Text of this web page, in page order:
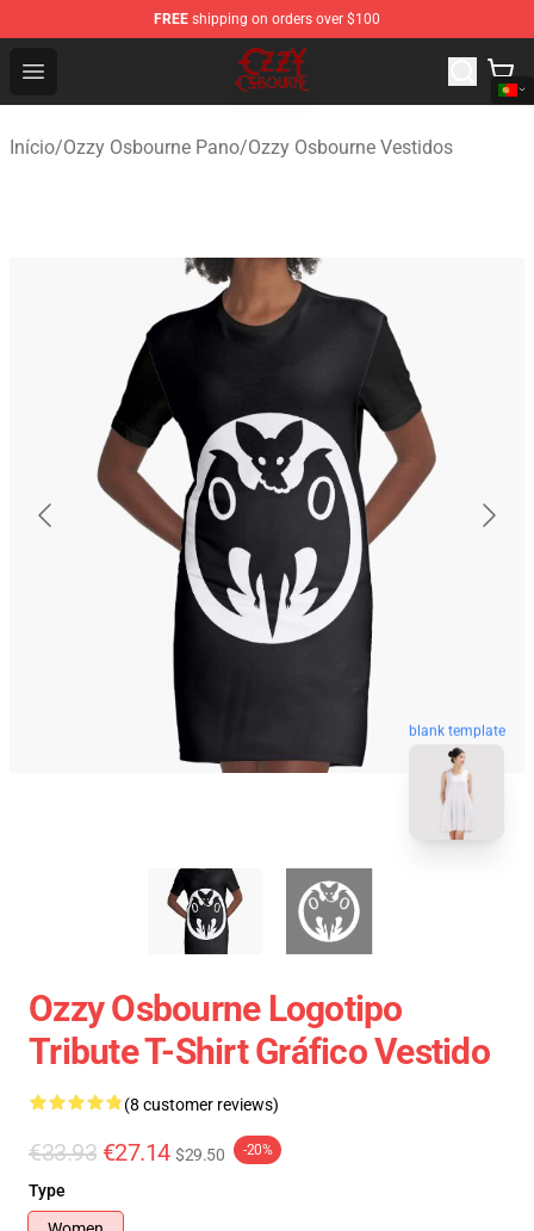
FREE shipping on orders over $100
Open menu
Ozzy Osbourne Store - Official Ozzy Osbourne
Início/Ozzy Osbourne Pano/Ozzy Osbourne Vestidos
blank template
Ozzy Osbourne Logotipo
Tribute T-Shirt Gráfico Vestido
(8 customer reviews)
€33.93 €27.14 $29.50 -20%
Type